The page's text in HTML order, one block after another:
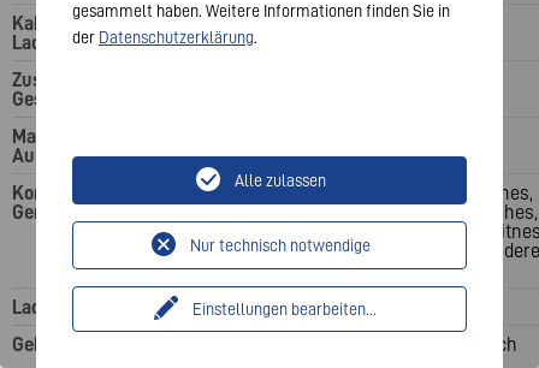
Kabelloses
Laden
Zusätzliche
Gesprächszeit
Maximale
Ausgangsleistung
Kompatible
Geräte
Ladeindikation
Gehäuse
7,5 W
Smartphones,
Smartwatches,
Tracker, Andere
Geräte
Smartphones,
Smartwatches,
Kopfhörer,
Tracker, Andere
Geräte
LED
Soft touch
gesammelt haben. Weitere Informationen finden Sie in
der Datenschutzerklärung.
Einstellungen bearbeiten...
Nur technisch notwendige
Alle zulassen